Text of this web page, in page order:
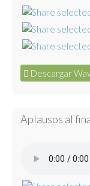
Descargar
Aplausos al